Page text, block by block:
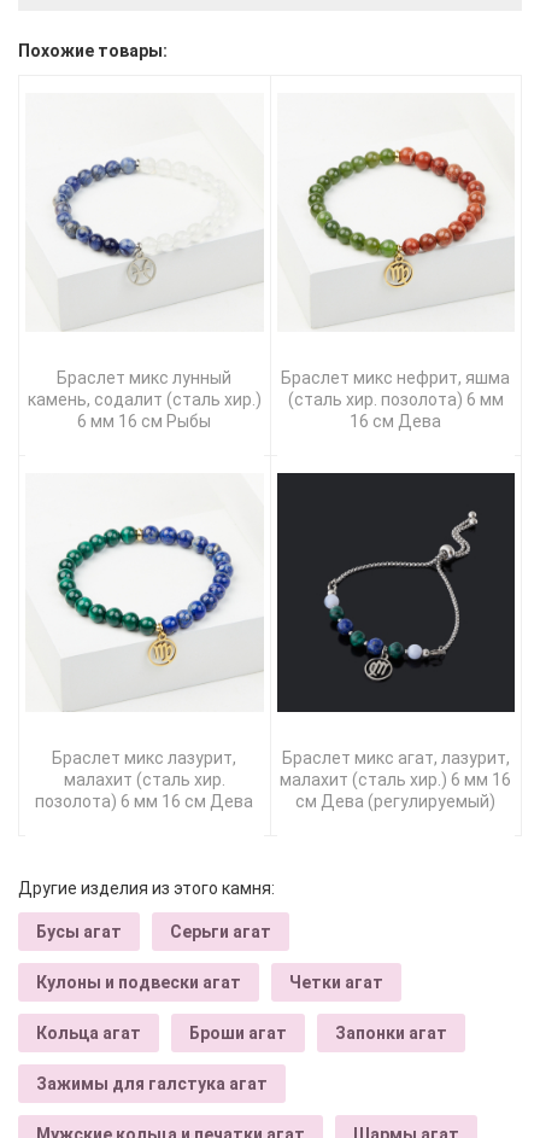
Похожие товары:
Браслет микс лунный
камень, содалит (сталь хир.)
6 мм 16 см Рыбы
Браслет микс нефрит, яшма
(сталь хир. позолота) 6 мм
16 см Дева
Браслет микс лазурит,
малахит (сталь хир.
позолота) 6 мм 16 см Дева
Браслет микс агат, лазурит,
малахит (сталь хир.) 6 мм 16
см Дева (регулируемый)
Другие изделия из этого камня:
Бусы агат Серьги агат
Кулоны и подвески агат Четки агат
Кольца агат Броши агат Запонки агат
Зажимы для галстука агат